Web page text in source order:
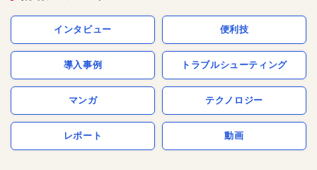
インタビュー 便利技
導入事例 トラブルシューティング
マンガ テクノロジー
レポート 動画